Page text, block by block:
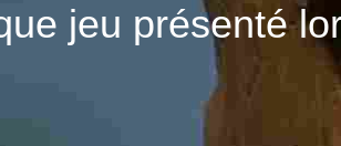
jeu présenté